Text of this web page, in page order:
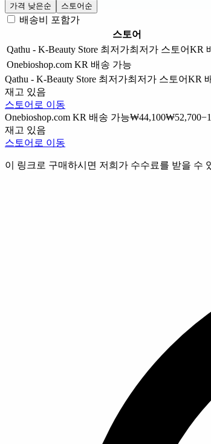
가격 낮은순 스토어순
배송비 포함가
스토어
Qathu - K-Beauty Store 최저가최저가 스토어KR
Onebioshop.com KR 배송 가능
Qathu - K-Beauty Store 최저가최저가 스토어KR
재고 있음
스토어로 이동
Onebioshop.com KR 배송 가능₩44,100₩52,700
재고 있음
스토어로 이동
이 링크로 구매하시면 저희가 수수료를 받을 수